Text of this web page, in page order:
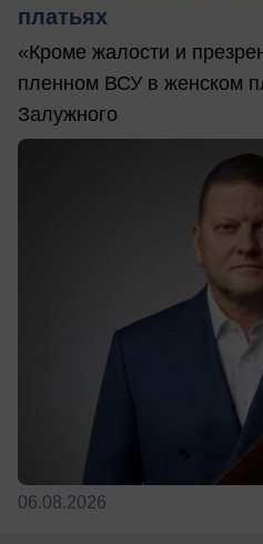
платьях
«Кроме жалости и
пленном ВСУ в женском
Залужного
06.08.2026